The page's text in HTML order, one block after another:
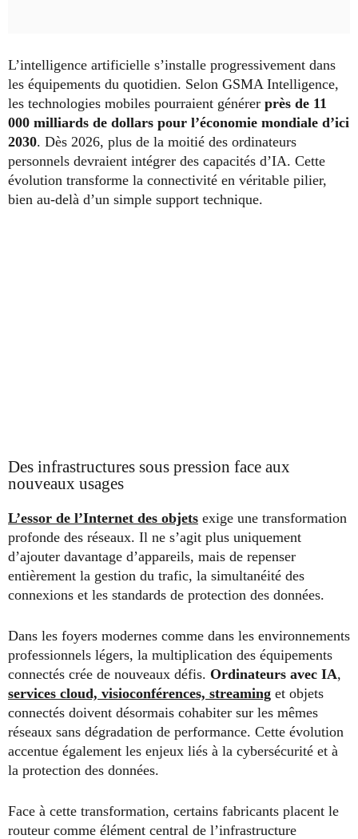
L’intelligence artificielle s’installe progressivement dans
les équipements du quotidien. Selon GSMA Intelligence,
les technologies mobiles pourraient générer près de 11
000 milliards de dollars pour l’économie mondiale d’ici
2030. Dès 2026, plus de la moitié des ordinateurs
personnels devraient intégrer des capacités d’IA. Cette
évolution transforme la connectivité en véritable pilier,
bien au-delà d’un simple support technique.
Des infrastructures sous pression face aux
nouveaux usages
L’essor de l’Internet des objets exige une transformation
profonde des réseaux. Il ne s’agit plus uniquement
d’ajouter davantage d’appareils, mais de repenser
entièrement la gestion du trafic, la simultanéité des
connexions et les standards de protection des données.
Dans les foyers modernes comme dans les environnements
professionnels légers, la multiplication des équipements
connectés crée de nouveaux défis. Ordinateurs avec IA,
services cloud, visioconférences, streaming et objets
connectés doivent désormais cohabiter sur les mêmes
réseaux sans dégradation de performance. Cette évolution
accentue également les enjeux liés à la cybersécurité et à
la protection des données.
Face à cette transformation, certains fabricants placent le
routeur comme élément central de l’infrastructure